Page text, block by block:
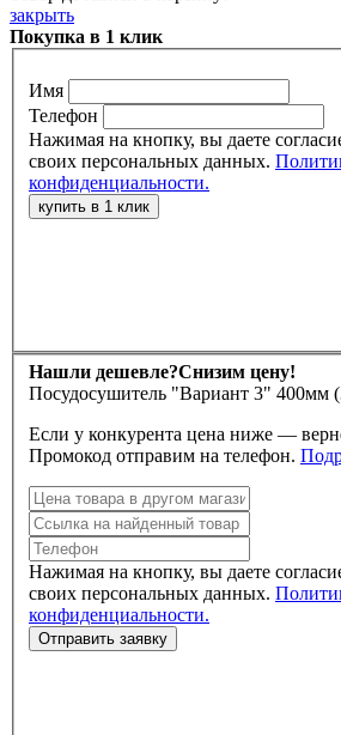
закрыть
Покупка в 1 клик
Имя
Телефон
Нажимая на кнопку, вы даете
своих персональных данных.
конфиденциальности.
Нашли дешевле?Снизим цену!
Посудосушитель "Вариант 3" 400мм
Если у конкурента цена ниже —
Промокод отправим на телефон.
Нажимая на кнопку, вы даете
своих персональных данных.
конфиденциальности.